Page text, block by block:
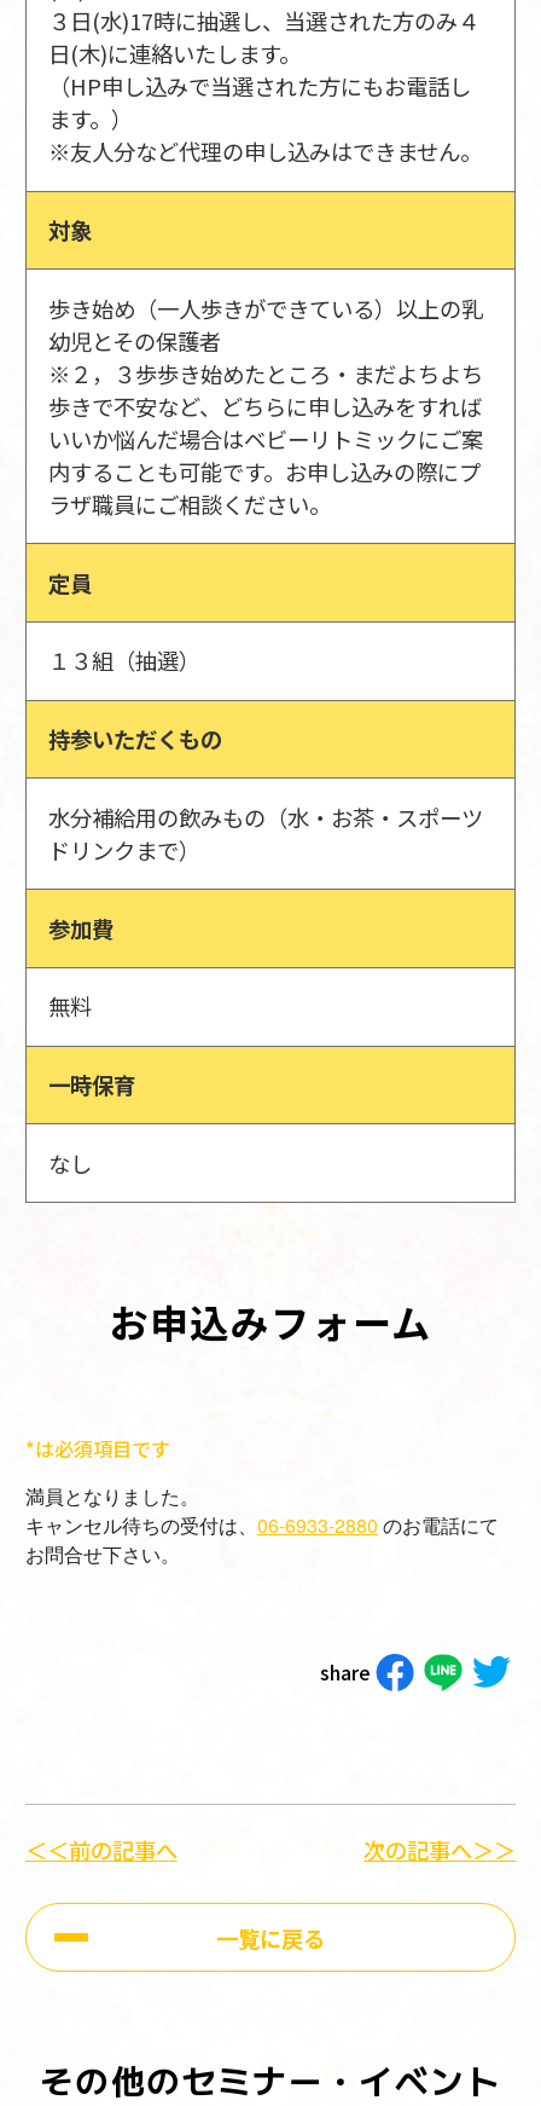
３日(水)17時に抽選し、当選された方のみ４
日(木)に連絡いたします。
（HP申し込みで当選された方にもお電話し
ます。）
※友人分など代理の申し込みはできません。
対象
歩き始め（一人歩きができている）以上の乳
幼児とその保護者
※２，３歩歩き始めたところ・まだよちよち
歩きで不安など、どちらに申し込みをすれば
いいか悩んだ場合はベビーリトミックにご案
内することも可能です。お申し込みの際にプ
ラザ職員にご相談ください。
定員
１３組（抽選）
持参いただくもの
水分補給用の飲みもの（水・お茶・スポーツ
ドリンクまで）
参加費
無料
一時保育
なし
お申込みフォーム
*は必須項目です
満員となりました。
キャンセル待ちの受付は、 06-6933-2880 のお電話にて
お問合せ下さい。
share
＜＜前の記事へ
一覧に戻る
次の記事へ＞＞
その他のセミナー・イベント